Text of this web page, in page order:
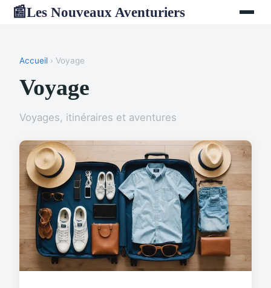
📰Les Nouveaux Aventuriers
Accueil › Voyage
Voyage
Voyages, itinéraires et aventures